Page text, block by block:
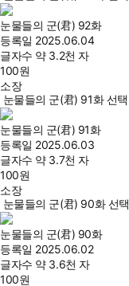
눈물들의 군(君) 92화
등록일 2025.06.04
글자수 약 3.2천 자
100원
소장
눈물들의 군(君) 91화 선택
눈물들의 군(君) 91화
등록일 2025.06.03
글자수 약 3.7천 자
100원
소장
눈물들의 군(君) 90화 선택
눈물들의 군(君) 90화
등록일 2025.06.02
글자수 약 3.6천 자
100원